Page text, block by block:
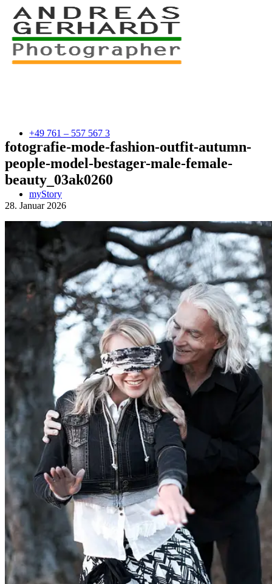
+49 761 – 557 567 3
myStory
Portfolio
People
Lifestyle
Corporate
Sports
Uniques
fotografie-mode-fashion-outfit-autumn-
people-model-bestager-male-female-
beauty_03ak0260
28. Januar 2026